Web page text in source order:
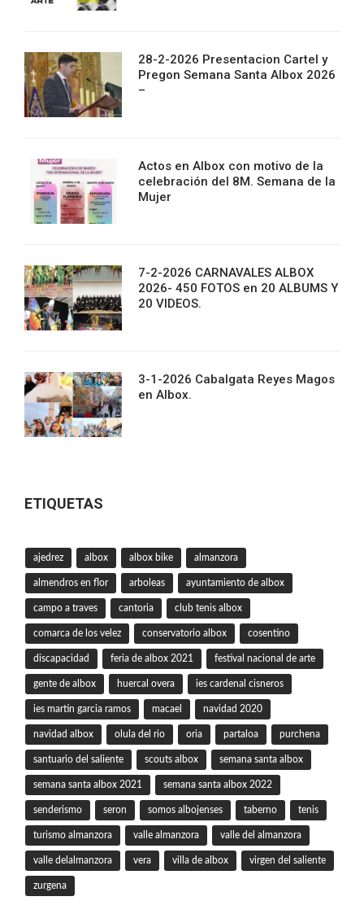
28-2-2026 Presentacion Cartel y
Pregon Semana Santa Albox 2026
–
Actos en Albox con motivo de la
celebración del 8M. Semana de la
Mujer
7-2-2026 CARNAVALES ALBOX
2026- 450 FOTOS en 20 ALBUMS Y
20 VIDEOS.
3-1-2026 Cabalgata Reyes Magos
en Albox.
ETIQUETAS
ajedrez albox albox bike almanzora
almendros en flor arboleas ayuntamiento de albox
campo a traves cantoria club tenis albox
comarca de los velez conservatorio albox cosentino
discapacidad feria de albox 2021 festival nacional de arte
gente de albox huercal overa ies cardenal cisneros
ies martin garcia ramos macael navidad 2020
navidad albox olula del rio oria partaloa purchena
santuario del saliente scouts albox semana santa albox
semana santa albox 2021 semana santa albox 2022
senderismo seron somos albojenses taberno tenis
turismo almanzora valle almanzora valle del almanzora
valle delalmanzora vera villa de albox virgen del saliente
zurgena